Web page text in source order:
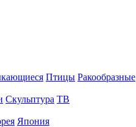
Птицы Ракообразные
Скульптура ТВ
Япония